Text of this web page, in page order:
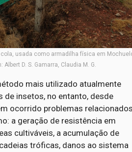
usada como armadilha física em
D. S. Gamarra, Claudia M. G.
mais utilizado atualmente
de insetos, no entanto, desde
ocorrido problemas
a geração de resistência em
cultiváveis, a acumulação de
tróficas, danos ao sistema